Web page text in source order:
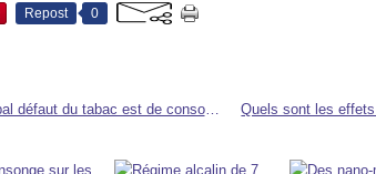
Repost 0
la vérité sur la cigarette , le principal défaut du tabac est de consommer 500 mg de vitamine C